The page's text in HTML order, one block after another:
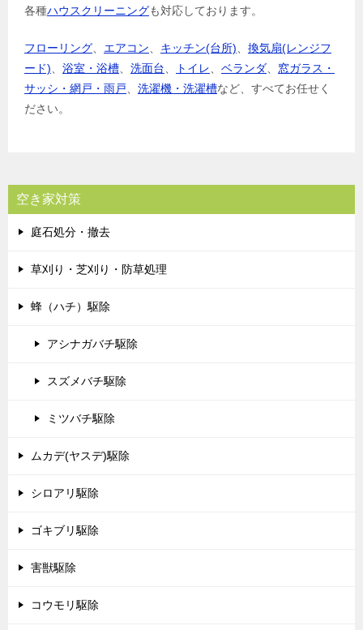
各種ハウスクリーニングも対応しております。
フローリング、 エアコン、 キッチン(台所)、 換気扇(レンジフ
ード)、 浴室・浴槽、 洗面台、 トイレ、 ベランダ、 窓ガラス・
サッシ・網戸・雨戸、 洗濯機・洗濯槽など、すべてお任せく
ださい。
空き家対策
庭石処分・撤去
草刈り・芝刈り・防草処理
蜂（ハチ）駆除
アシナガバチ駆除
スズメバチ駆除
ミツバチ駆除
ムカデ(ヤスデ)駆除
シロアリ駆除
ゴキブリ駆除
害獣駆除
コウモリ駆除